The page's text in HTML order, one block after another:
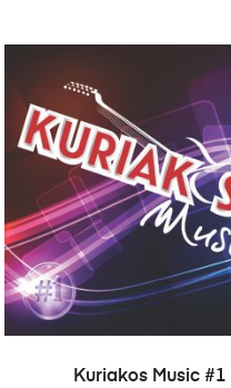
PRIDAŤ DO KOŠÍKA
Kuriakos Music #1